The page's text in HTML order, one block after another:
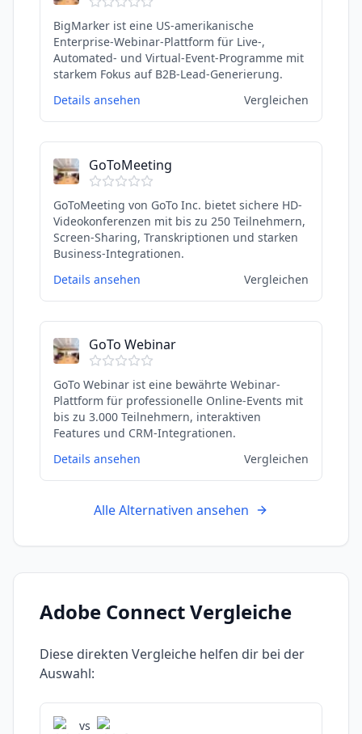
BigMarker ist eine US-amerikanische
Enterprise-Webinar-Plattform für Live-,
Automated- und Virtual-Event-Programme mit
starkem Fokus auf B2B-Lead-Generierung.
Details ansehen
Vergleichen
GoToMeeting
GoToMeeting von GoTo Inc. bietet sichere HD-
Videokonferenzen mit bis zu 250 Teilnehmern,
Screen-Sharing, Transkriptionen und starken
Business-Integrationen.
Details ansehen
Vergleichen
GoTo Webinar
GoTo Webinar ist eine bewährte Webinar-
Plattform für professionelle Online-Events mit
bis zu 3.000 Teilnehmern, interaktiven
Features und CRM-Integrationen.
Details ansehen
Vergleichen
Alle Alternativen ansehen
Adobe ConnectVergleiche
Diese direkten Vergleiche helfen dir bei der
Auswahl:
vs